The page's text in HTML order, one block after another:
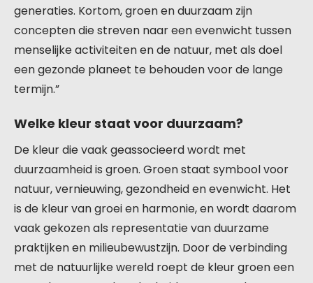
generaties. Kortom, groen en duurzaam zijn
concepten die streven naar een evenwicht tussen
menselijke activiteiten en de natuur, met als doel
een gezonde planeet te behouden voor de lange
termijn.”
Welke kleur staat voor duurzaam?
De kleur die vaak geassocieerd wordt met
duurzaamheid is groen. Groen staat symbool voor
natuur, vernieuwing, gezondheid en evenwicht. Het
is de kleur van groei en harmonie, en wordt daarom
vaak gekozen als representatie van duurzame
praktijken en milieubewustzijn. Door de verbinding
met de natuurlijke wereld roept de kleur groen een